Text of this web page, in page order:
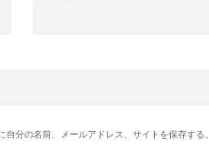
分の名前、メールアドレス、サイトを保存する。